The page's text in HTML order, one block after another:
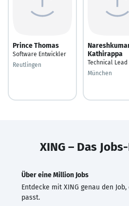
Prince Thomas
Software Entwickler
Reutlingen
Kathirappa
Technical Lead
München
XING – Das
Über eine Million Jobs
Entdecke mit XING genau den
passt.